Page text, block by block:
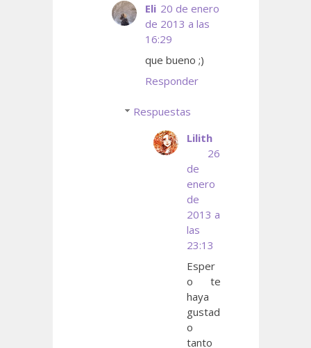
Eli 20 de enero
de 2013 a las
16:29
que bueno ;)
Responder
Respuestas
Lilith
26
de
enero
de
2013 a
las
23:13
Esper
o te
haya
gustad
o
tanto